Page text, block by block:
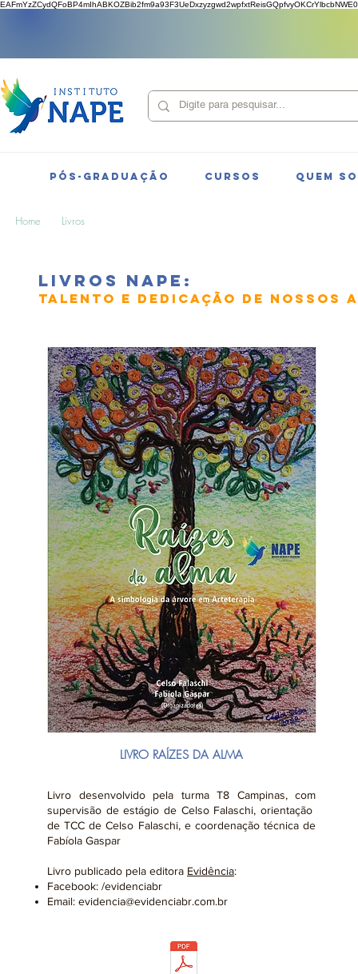
PÓS-GRADUAÇÃO CURSOS QUEM
Home Livros
LIVROS NAPE:
TALENTO E DEDICAÇÃO DE NOSSOS
LIVRO RAÍZES DA ALMA
Livro desenvolvido pela turma T8 Campinas, com
supervisão de estágio de Celso Falaschi, orientação
de TCC de Celso Falaschi, e coordenação técnica de
Fabíola Gaspar
Livro publicado pela editora Evidência:
Facebook: /evidenciabr
Email: evidencia@evidenciabr.com.br